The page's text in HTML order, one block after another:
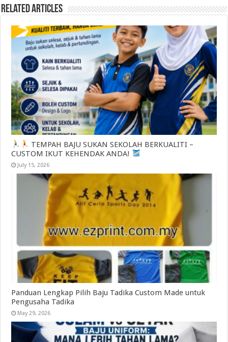
Related Articles
TEMPAH BAJU SUKAN SEKOLAH BERKUALITI –
CUSTOM IKUT KEHENDAK ANDA!
July 15, 2026
Panduan Lengkap Pilih Baju Tadika Custom Made untuk
Pengusaha Tadika
May 29, 2026